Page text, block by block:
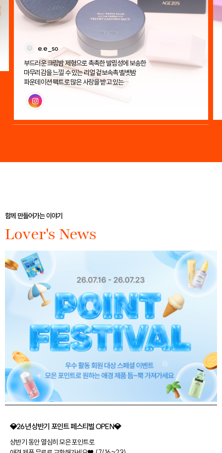
e.e_so
부드러운 크림밤 제형으로 촉촉한 발림성에 보송한
마무리감을 느낄 수 있는 리얼 겉보속촉 벨벳밤
파운데이션 팩트로 많은 사랑을 받고 있는
에이지투웨니스 벨벳 래스팅 팩트!
인스타그램
함께 만들어가는 이야기
Lover's News
💎26년 상반기 포인트 페스티벌 OPEN💎
상반기 동안 열심히 모은 포인트로